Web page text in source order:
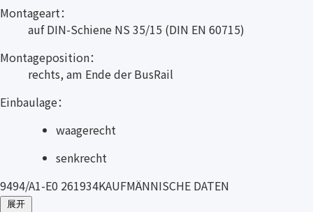
Montageart：
auf DIN-Schiene NS 35/15 (DIN EN 60715)
Montageposition：
rechts, am Ende der BusRail
Einbaulage：
waagerecht
senkrecht
9494/A1-E0 261934KAUFMÄNNISCHE DATEN